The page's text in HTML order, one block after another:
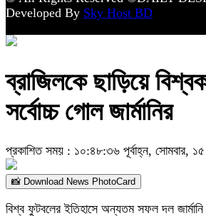
Developed By Sky Host BD
ব্রাজিলকে ছাড়িয়ে
সর্বোচ্চ গোল জার্মানির
প্রকাশিত সময় : ১০:৪৮:৩৬ পূর্বাহ্ন, সোমবার,
📸 Download News PhotoCard
বিশ্ব ফুটবলের ইতিহাসে অন্যতম সফল দল জার্মানি।